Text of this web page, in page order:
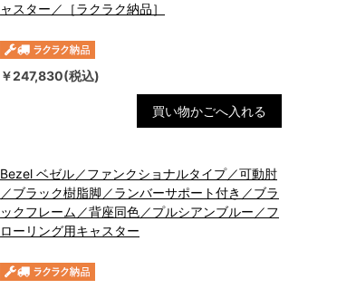
ャスター／［ラクラク納品］
￥247,830(税込)
買い物かごへ入れる
Bezel ベゼル／ファンクショナルタイプ／可動肘
／ブラック樹脂脚／ランバーサポート付き／ブラ
ックフレーム／背座同色／プルシアンブルー／フ
ローリング用キャスター